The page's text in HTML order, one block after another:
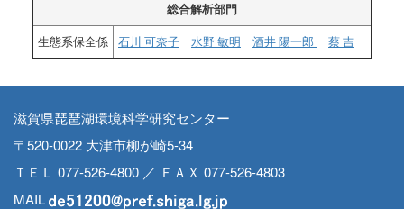
総合解析部門
生態系保全係
石川 可奈子 水野 敏明 酒井 陽一郎 蔡 吉
滋賀県琵琶湖環境科学研究センター
〒520-0022 大津市柳が崎5-34
ＴＥＬ 077-526-4800 ／ ＦＡＸ 077-526-4803
MAIL